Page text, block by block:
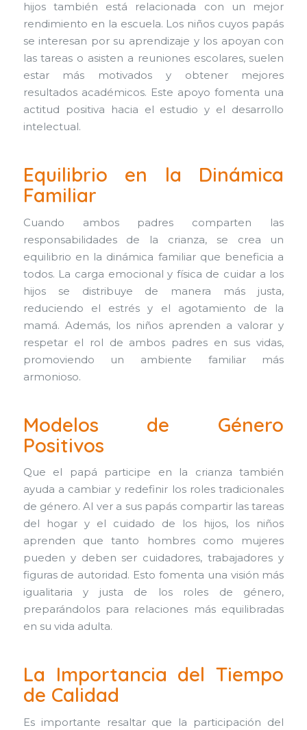
hijos también está relacionada con un mejor
rendimiento en la escuela. Los niños cuyos papás
se interesan por su aprendizaje y los apoyan con
las tareas o asisten a reuniones escolares, suelen
estar más motivados y obtener mejores
resultados académicos. Este apoyo fomenta una
actitud positiva hacia el estudio y el desarrollo
intelectual.
Equilibrio en la Dinámica
Familiar
Cuando ambos padres comparten las
responsabilidades de la crianza, se crea un
equilibrio en la dinámica familiar que beneficia a
todos. La carga emocional y física de cuidar a los
hijos se distribuye de manera más justa,
reduciendo el estrés y el agotamiento de la
mamá. Además, los niños aprenden a valorar y
respetar el rol de ambos padres en sus vidas,
promoviendo un ambiente familiar más
armonioso.
Modelos de Género
Positivos
Que el papá participe en la crianza también
ayuda a cambiar y redefinir los roles tradicionales
de género. Al ver a sus papás compartir las tareas
del hogar y el cuidado de los hijos, los niños
aprenden que tanto hombres como mujeres
pueden y deben ser cuidadores, trabajadores y
figuras de autoridad. Esto fomenta una visión más
igualitaria y justa de los roles de género,
preparándolos para relaciones más equilibradas
en su vida adulta.
La Importancia del Tiempo
de Calidad
Es importante resaltar que la participación del